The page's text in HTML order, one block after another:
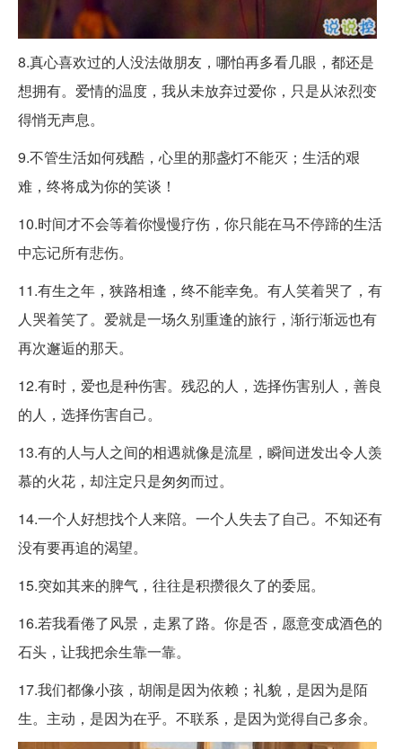
8.真心喜欢过的人没法做朋友，哪怕再多看几眼，都还是
想拥有。爱情的温度，我从未放弃过爱你，只是从浓烈变
得悄无声息。
9.不管生活如何残酷，心里的那盏灯不能灭；生活的艰
难，终将成为你的笑谈！
10.时间才不会等着你慢慢疗伤，你只能在马不停蹄的生活
中忘记所有悲伤。
11.有生之年，狭路相逢，终不能幸免。有人笑着哭了，有
人哭着笑了。爱就是一场久别重逢的旅行，渐行渐远也有
再次邂逅的那天。
12.有时，爱也是种伤害。残忍的人，选择伤害别人，善良
的人，选择伤害自己。
13.有的人与人之间的相遇就像是流星，瞬间迸发出令人羡
慕的火花，却注定只是匆匆而过。
14.一个人好想找个人来陪。一个人失去了自己。不知还有
没有要再追的渴望。
15.突如其来的脾气，往往是积攒很久了的委屈。
16.若我看倦了风景，走累了路。你是否，愿意变成酒色的
石头，让我把余生靠一靠。
17.我们都像小孩，胡闹是因为依赖；礼貌，是因为是陌
生。主动，是因为在乎。不联系，是因为觉得自己多余。